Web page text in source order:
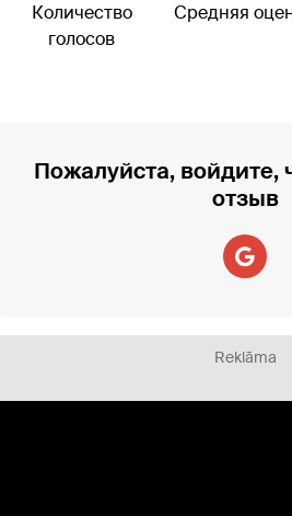
Количество
голосов
Средняя
Пожалуйста, войдите,
отзыв
Reklāma